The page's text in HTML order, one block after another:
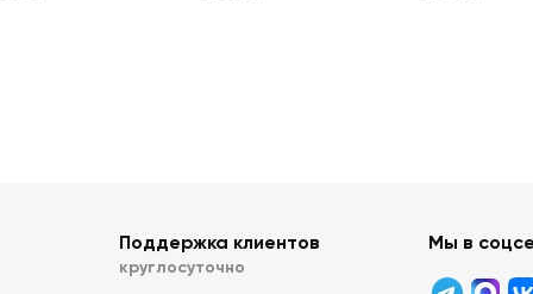
Поддержка клиентов
круглосуточно
Мы в